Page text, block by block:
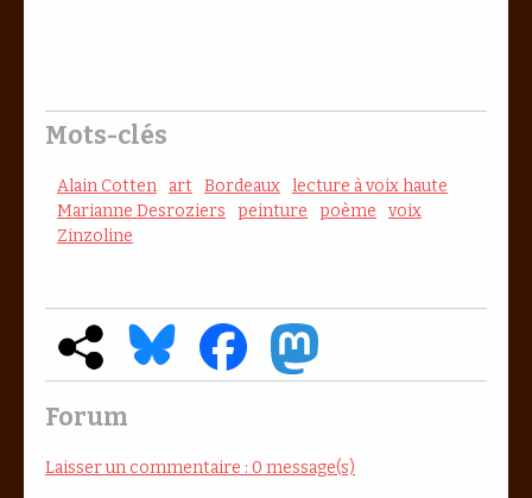
Mots-clés
Alain Cotten art Bordeaux lecture à voix haute
Marianne Desroziers
peinture poème
voix
Zinzoline
Forum
Laisser un commentaire : 0 message(s)